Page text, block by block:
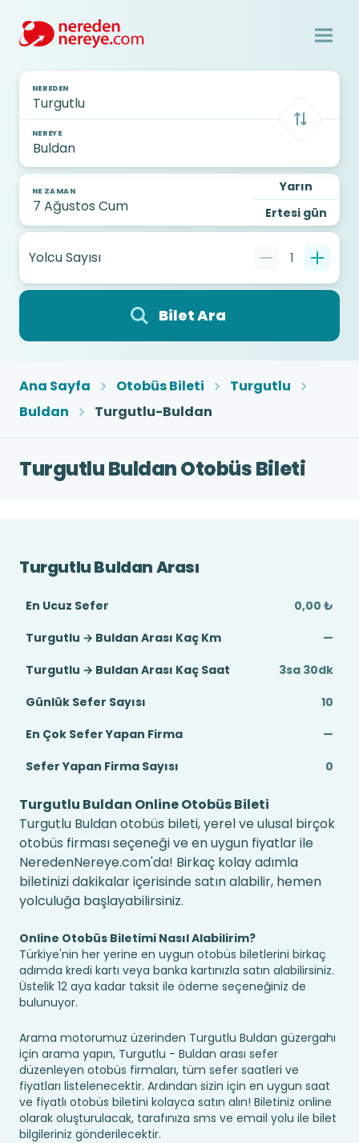
NEREDEN
NEREYE
NE ZAMAN
Yarın
Ertesi gün
Yolcu Sayısı 1
Bilet Ara
Ana Sayfa Otobüs Bileti
Turgutlu
Buldan
Turgutlu-Buldan
Turgutlu Buldan Otobüs Bileti
Turgutlu Buldan Arası
En Ucuz Sefer
0,00 ₺
Turgutlu → Buldan Arası Kaç Km
—
Turgutlu → Buldan Arası Kaç Saat
3sa 30dk
Günlük Sefer Sayısı
10
En Çok Sefer Yapan Firma
—
Sefer Yapan Firma Sayısı
0
Turgutlu Buldan Online Otobüs Bileti
Turgutlu Buldan otobüs bileti, yerel ve ulusal birçok
otobüs firması seçeneği ve en uygun fiyatlar ile
NeredenNereye.com'da! Birkaç kolay adımla
biletinizi dakikalar içerisinde satın alabilir, hemen
yolculuğa başlayabilirsiniz.
Online Otobüs Biletimi Nasıl Alabilirim?
Türkiye'nin her yerine en uygun otobüs biletlerini birkaç
adımda kredi kartı veya banka kartınızla satın alabilirsiniz.
Üstelik 12 aya kadar taksit ile ödeme seçeneğiniz de
bulunuyor.
Arama motorumuz üzerinden Turgutlu Buldan güzergahı
için arama yapın, Turgutlu - Buldan arası sefer
düzenleyen otobüs firmaları, tüm sefer saatleri ve
fiyatları listelenecektir. Ardından sizin için en uygun saat
ve fiyatlı otobüs biletini kolayca satın alın! Biletiniz online
olarak oluşturulacak, tarafınıza sms ve email yolu ile bilet
bilgileriniz gönderilecektir.